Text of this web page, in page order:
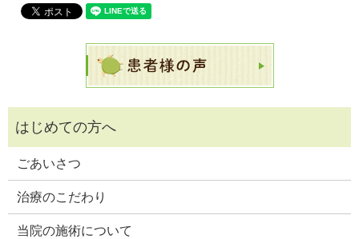
ごあいさつ
治療のこだわり
当院の施術について